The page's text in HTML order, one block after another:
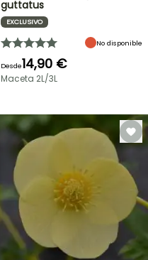
guttatus
EXCLUSIVO
No disponible
Desde14,90 €
Maceta 2L/3L